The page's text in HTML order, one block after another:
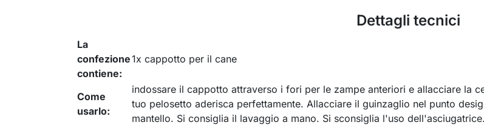
Dettagli tecnici
La
confezione
contiene:
1x cappotto per il cane
Come
usarlo:
indossare il cappotto attraverso i fori per le zampe anteriori e allacciare la
tuo pelosetto aderisca perfettamente. Allacciare il guinzaglio nel punto
mantello. Si consiglia il lavaggio a mano. Si sconsiglia l'uso dell'asciugatrice.